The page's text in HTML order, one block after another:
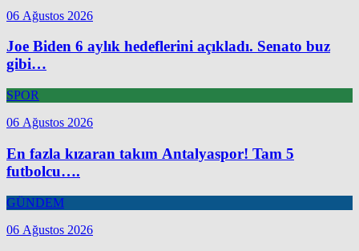
06 Ağustos 2026
Joe Biden 6 aylık hedeflerini açıkladı. Senato buz
gibi…
SPOR
06 Ağustos 2026
En fazla kızaran takım Antalyaspor! Tam 5
futbolcu….
GÜNDEM
06 Ağustos 2026